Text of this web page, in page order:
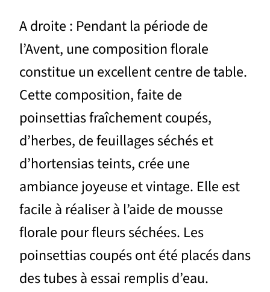
A droite : Pendant la période de
l’Avent, une composition florale
constitue un excellent centre de table.
Cette composition, faite de
poinsettias fraîchement coupés,
d’herbes, de feuillages séchés et
d’hortensias teints, crée une
ambiance joyeuse et vintage. Elle est
facile à réaliser à l’aide de mousse
florale pour fleurs séchées. Les
poinsettias coupés ont été placés dans
des tubes à essai remplis d’eau.